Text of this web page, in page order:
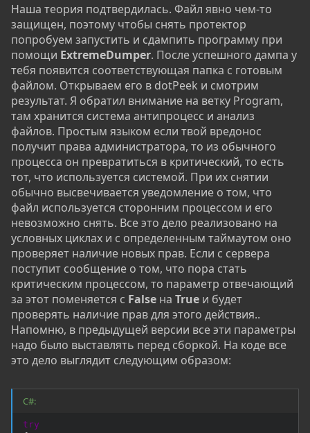
Наша теория подтвердилась. Файл явно чем-то
защищен, поэтому чтобы снять протектор
попробуем запустить и сдампить программу при
помощи ExtremeDumper. После успешного дампа у
тебя появится соответствующая папка с готовым
файлом. Открываем его в dotPeek и смотрим
результат. Я обратил внимание на ветку Program,
там хранится система антипроцесс и анализ
файлов. Простым языком если твой вредонос
получит права администратора, то из обычного
процесса он превратиться в критический, то есть
тот, что используется системой. При их снятии
обычно высвечивается уведомление о том, что
файл используется сторонним процессом и его
невозможно снять. Все это дело реализовано на
условных циклах и с определенным таймаутом оно
проверяет наличие новых прав. Если с сервера
поступит сообщение о том, что пора стать
критическим процессом, то параметр отвечающий
за этот поменяется с False на True и будет
проверять наличие прав для этого действия..
Напомню, в предыдущей версии все эти параметры
надо было выставлять перед сборкой. На коде все
это дело выглядит следующим образом:
C#:
try